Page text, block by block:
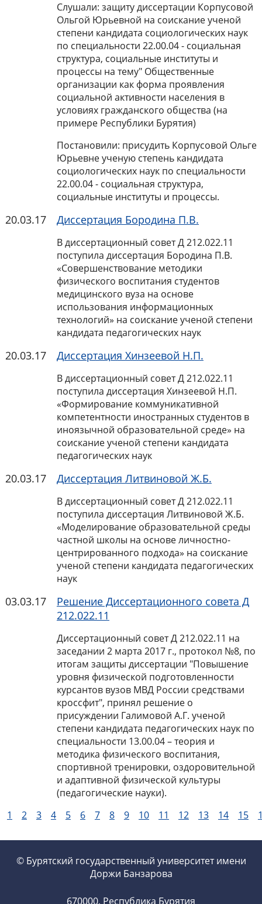
Слушали: защиту диссертации Корпусовой
Ольгой Юрьевной на соискание ученой
степени кандидата социологических наук
по специальности 22.00.04 - социальная
структура, социальные институты и
процессы на тему" Общественные
организации как форма проявления
социальной активности населения в
условиях гражданского общества (на
примере Республики Бурятия)
Постановили: присудить Корпусовой Ольге
Юрьевне ученую степень кандидата
социологических наук по специальности
22.00.04 - социальная структура,
социальные институты и процессы.
20.03.17 Диссертация Бородина П.В.
В диссертационный совет Д 212.022.11
поступила диссертация Бородина П.В.
«Совершенствование методики
физического воспитания студентов
медицинского вуза на основе
использования информационных
технологий» на соискание ученой степени
кандидата педагогических наук
20.03.17 Диссертация Хинзеевой Н.П.
В диссертационный совет Д 212.022.11
поступила диссертация Хинзеевой Н.П.
«Формирование коммуникативной
компетентности иностранных студентов в
иноязычной образовательной среде» на
соискание ученой степени кандидата
педагогических наук
20.03.17 Диссертация Литвиновой Ж.Б.
В диссертационный совет Д 212.022.11
поступила диссертация Литвиновой Ж.Б.
«Моделирование образовательной среды
частной школы на основе личностно-
центрированного подхода» на соискание
ученой степени кандидата педагогических
наук
03.03.17
Решение Диссертационного совета Д
212.022.11
Диссертационный совет Д 212.022.11 на
заседании 2 марта 2017 г., протокол №8, по
итогам защиты диссертации "Повышение
уровня физической подготовленности
курсантов вузов МВД России средствами
кроссфит", принял решение о
присуждении Галимовой А.Г. ученой
степени кандидата педагогических наук по
специальности 13.00.04 –теория и
методика физического воспитания,
спортивной тренировки, оздоровительной
и адаптивной физической культуры
(педагогические науки).
1
2 3 4 5 6 7 8 9 10 11 12 13 14 15
© Бурятский государственный университет имени
Доржи Банзарова
670000, Республика Бурятия